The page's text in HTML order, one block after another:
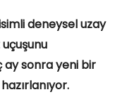
deneysel uzay
ay sonra yeni bir